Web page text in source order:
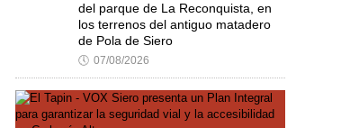
del parque de La Reconquista, en
los terrenos del antiguo matadero
de Pola de Siero
🕔 07/08/2026